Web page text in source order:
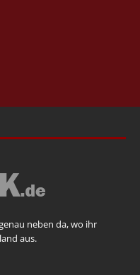
neben da, wo ihr
aus.